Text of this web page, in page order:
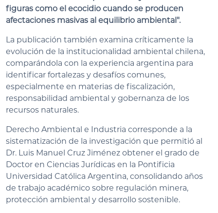
figuras como el ecocidio cuando se producen
afectaciones masivas al equilibrio ambiental".
La publicación también examina críticamente la
evolución de la institucionalidad ambiental chilena,
comparándola con la experiencia argentina para
identificar fortalezas y desafíos comunes,
especialmente en materias de fiscalización,
responsabilidad ambiental y gobernanza de los
recursos naturales.
Derecho Ambiental e Industria corresponde a la
sistematización de la investigación que permitió al
Dr. Luis Manuel Cruz Jiménez obtener el grado de
Doctor en Ciencias Jurídicas en la Pontificia
Universidad Católica Argentina, consolidando años
de trabajo académico sobre regulación minera,
protección ambiental y desarrollo sostenible.